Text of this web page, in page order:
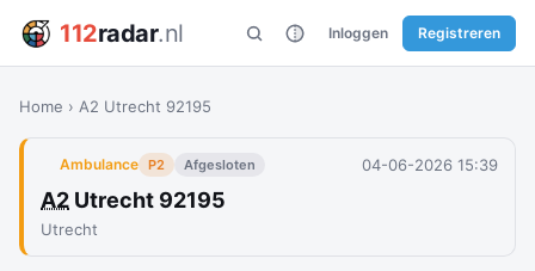
112radar.nl Inloggen Registreren
Home › A2 Utrecht 92195
Ambulance P2 Afgesloten 04-06-2026 15:39
A2 Utrecht 92195
Utrecht